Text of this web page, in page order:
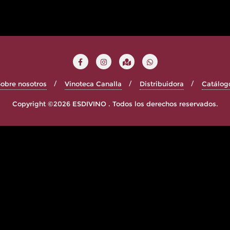
nosotros Vinoteca Canalla Distribuidora
Copyright ©2026 ESDIVINO . Todos los derechos reservados.